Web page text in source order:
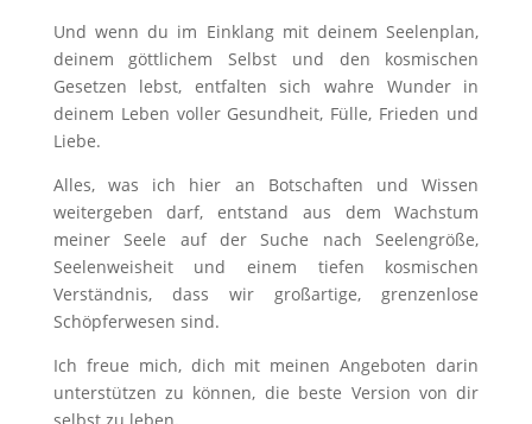
Und wenn du im Einklang mit deinem Seelenplan,
deinem göttlichem Selbst und den kosmischen
Gesetzen lebst, entfalten sich wahre Wunder in
deinem Leben voller Gesundheit, Fülle, Frieden und
Liebe.
Alles, was ich hier an Botschaften und Wissen
weitergeben darf, entstand aus dem Wachstum
meiner Seele auf der Suche nach Seelengröße,
Seelenweisheit und einem tiefen kosmischen
Verständnis, dass wir großartige, grenzenlose
Schöpferwesen sind.
Ich freue mich, dich mit meinen Angeboten darin
unterstützen zu können, die beste Version von dir